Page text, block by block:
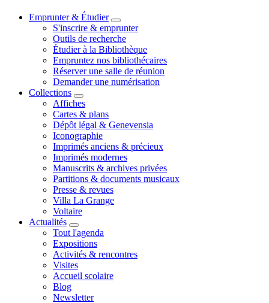
Emprunter & Étudier
S'inscrire & emprunter
Outils de recherche
Étudier à la Bibliothèque
Empruntez nos bibliothécaires
Réserver une salle de réunion
Demander une numérisation
Collections
Affiches
Cartes & plans
Dépôt légal & Genevensia
Iconographie
Imprimés anciens & précieux
Imprimés modernes
Manuscrits & archives privées
Partitions & documents musicaux
Presse & revues
Villa La Grange
Voltaire
Actualités
Tout l'agenda
Expositions
Activités & rencontres
Visites
Accueil scolaire
Blog
Newsletter